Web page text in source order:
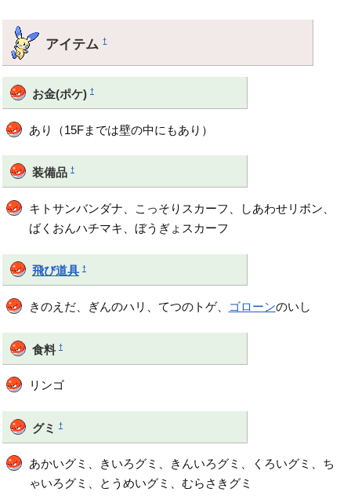
アイテム†
お金(ポケ) †
あり（15Fまでは壁の中にもあり）
装備品 †
キトサンバンダナ、こっそりスカーフ、しあわせリボン、
ばくおんハチマキ、ぼうぎょスカーフ
飛び道具 †
きのえだ、ぎんのハリ、てつのトゲ、 ゴローンのいし
食料 †
リンゴ
グミ †
あかいグミ、きいろグミ、きんいろグミ、くろいグミ、ち
ゃいろグミ、とうめいグミ、むらさきグミ